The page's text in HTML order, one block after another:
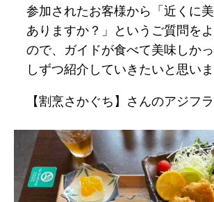
■コンセプト
■フィールド・アクセス
■会社概要
参加されたお客様から「近くに
ありますか？」というご質問を
ので、ガイドが食べて美味しか
しずつ紹介していきたいと思い
【割烹さかぐち】さんのアジフ